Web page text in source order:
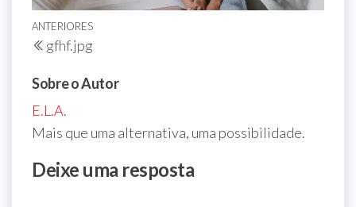
Navegação
de
Post
Post
anterior
ANTERIORES
gfhf.jpg
Sobre o Autor
E.L.A.
Mais que uma alternativa, uma possibilidade.
Deixe uma resposta